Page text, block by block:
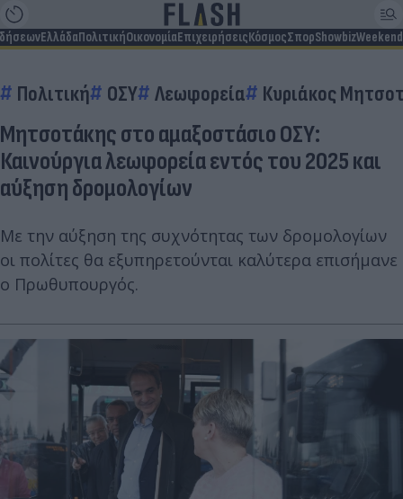
ΕλλάδαΠολιτικήΟικονομίαΕπιχειρήσειςΚόσμοςΣπορShowbizWeekend
Πολιτική ΟΣΥ Λεωφορεία Κυριάκος
Μητσοτάκης στο αμαξοστάσιο ΟΣΥ:
Καινούργια λεωφορεία εντός του 2025 και
αύξηση δρομολογίων
Με την αύξηση της συχνότητας των δρομολογίων
οι πολίτες θα εξυπηρετούνται καλύτερα επισήμανε
ο Πρωθυπουργός.